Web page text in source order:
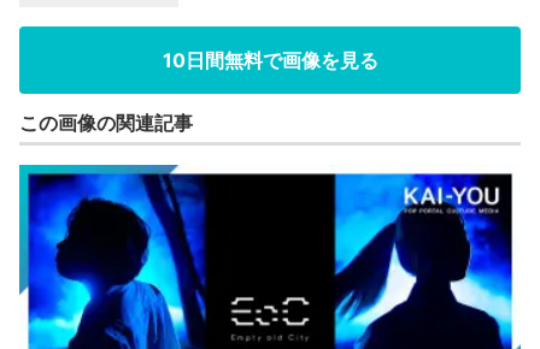
10日間無料で画像を見る
この画像の関連記事